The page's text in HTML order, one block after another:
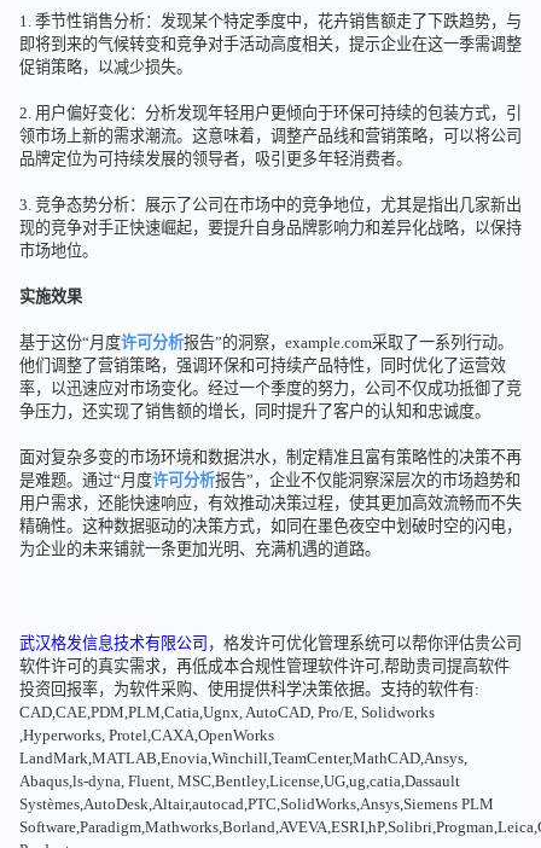
1. 季节性销售分析：发现某个特定季度中，花卉销售额走了下跌趋势，与
即将到来的气候转变和竞争对手活动高度相关，提示企业在这一季需调整
促销策略，以减少损失。
2. 用户偏好变化：分析发现年轻用户更倾向于环保可持续的包装方式，引
领市场上新的需求潮流。这意味着，调整产品线和营销策略，可以将公司
品牌定位为可持续发展的领导者，吸引更多年轻消费者。
3. 竞争态势分析：展示了公司在市场中的竞争地位，尤其是指出几家新出
现的竞争对手正快速崛起，要提升自身品牌影响力和差异化战略，以保持
市场地位。
实施效果
基于这份“月度许可分析报告”的洞察，example.com采取了一系列行动。
他们调整了营销策略，强调环保和可持续产品特性，同时优化了运营效
率，以迅速应对市场变化。经过一个季度的努力，公司不仅成功抵御了竞
争压力，还实现了销售额的增长，同时提升了客户的认知和忠诚度。
面对复杂多变的市场环境和数据洪水，制定精准且富有策略性的决策不再
是难题。通过“月度许可分析报告”，企业不仅能洞察深层次的市场趋势和
用户需求，还能快速响应，有效推动决策过程，使其更加高效流畅而不失
精确性。这种数据驱动的决策方式，如同在墨色夜空中划破时空的闪电，
为企业的未来铺就一条更加光明、充满机遇的道路。
武汉格发信息技术有限公司 ，格发许可优化管理系统可以帮你评估贵公司
软件许可的真实需求，再低成本合规性管理软件许可,帮助贵司提高软件
投资回报率，为软件采购、使用提供科学决策依据。支持的软件有:
CAD,CAE,PDM,PLM,Catia,Ugnx, AutoCAD, Pro/E, Solidworks
,Hyperworks, Protel,CAXA,OpenWorks
LandMark,MATLAB,Enovia,Winchill,TeamCenter,MathCAD,Ansys,
Abaqus,ls-dyna, Fluent, MSC,Bentley,License,UG,ug,catia,Dassault
Systèmes,AutoDesk,Altair,autocad,PTC,SolidWorks,Ansys,Siemens PLM